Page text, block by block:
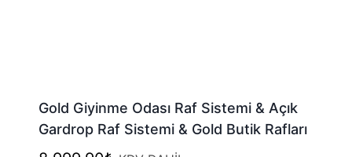
Gold Giyinme Odası Raf Sistemi & Açık
Gardrop Raf Sistemi & Gold Butik Rafları